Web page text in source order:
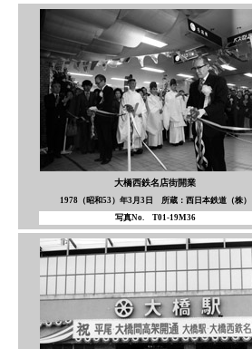
大橋西鉄名店街開業
1978（昭和53）年3月3日 所蔵：西日本鉄道（株）
写真No. T01-19M36